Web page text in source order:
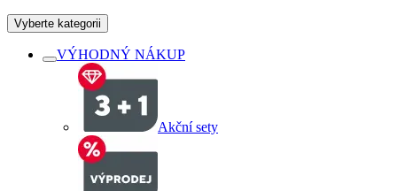
Vyberte kategorii
VÝHODNÝ NÁKUP
Akční sety